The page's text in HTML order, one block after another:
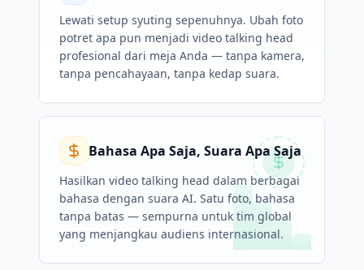
Lewati setup syuting sepenuhnya. Ubah foto
potret apa pun menjadi video talking head
profesional dari meja Anda — tanpa kamera,
tanpa pencahayaan, tanpa kedap suara.
Bahasa Apa Saja, Suara Apa Saja
Hasilkan video talking head dalam berbagai
bahasa dengan suara AI. Satu foto, bahasa
tanpa batas — sempurna untuk tim global
yang menjangkau audiens internasional.